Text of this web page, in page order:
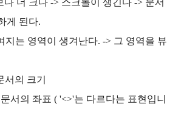
더 크다 -> 스크롤이 생긴다 -> 문서
게 된다.
지는 영역이 생겨난다. -> 그 영역을 뷰
의 크기
서의 좌표 ( '<>'는 다르다는 표현입니